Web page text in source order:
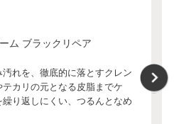
ム ブラックリペア
れを、徹底的に落とすクレン
カリの元となる皮脂までケ
り返しにくい、つるんとなめ